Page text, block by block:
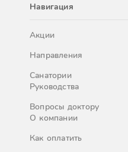
Навигация
Акции
Направления
Санатории
Руководства
Вопросы доктору
О компании
Как оплатить